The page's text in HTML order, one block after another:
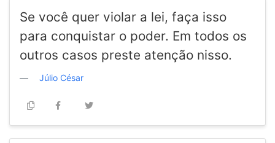
Se você quer violar a lei, faça isso
para conquistar o poder. Em todos os
outros casos preste atenção nisso.
Júlio César